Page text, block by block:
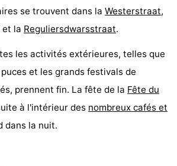
se trouvent dans la Westerstraat,
et la Reguliersdwarsstraat.
les activités extérieures, telles que
et les grands festivals de
prennent fin. La fête de la Fête du
à l'intérieur des nombreux cafés et
dans la nuit.